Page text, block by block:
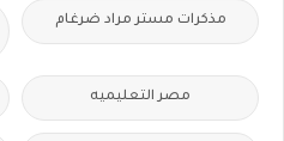
مذكرات مستر مراد ضرغام
مصر التعليميه